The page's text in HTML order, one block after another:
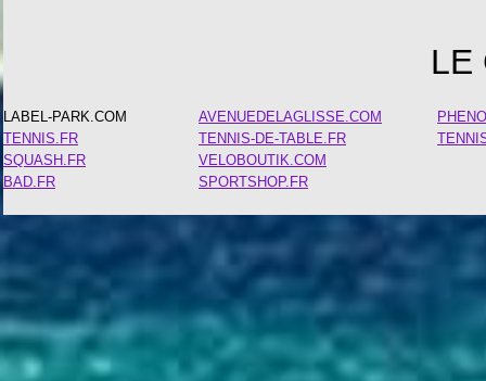
LE
LABEL-PARK.COM
TENNIS.FR
SQUASH.FR
BAD.FR
AVENUEDELAGLISSE.COM
TENNIS-DE-TABLE.FR
VELOBOUTIK.COM
SPORTSHOP.FR